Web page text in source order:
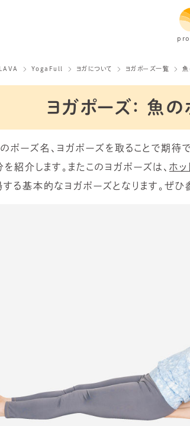
LAVA YogaFull ヨガについて ヨガポーズ一覧 魚
ヨガポーズ： 魚の
ポーズ名、ヨガポーズを取ることで期待
紹介します。またこのヨガポーズは、 ホ
る基本的なヨガポーズとなります。ぜひ